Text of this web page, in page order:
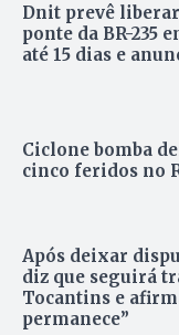
Dnit prevê
ponte da BR-235
até 15 dias e
Ciclone bomba
cinco feridos no
Após deixar
diz que seguirá
Tocantins e
permanece”